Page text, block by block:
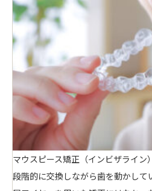
マウスピース矯正（インビザライン
段階的に交換しながら歯を動かして